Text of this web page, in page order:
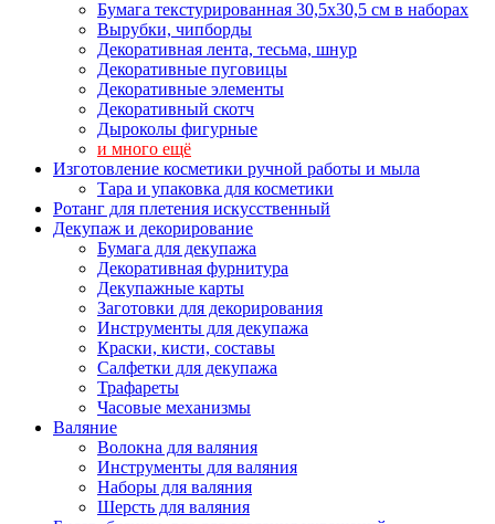
Бумага текстурированная 30,5х30,5 см в наборах
Вырубки, чипборды
Декоративная лента, тесьма, шнур
Декоративные пуговицы
Декоративные элементы
Декоративный скотч
Дыроколы фигурные
и много ещё
Изготовление косметики ручной работы и мыла
Тара и упаковка для косметики
Ротанг для плетения искусственный
Декупаж и декорирование
Бумага для декупажа
Декоративная фурнитура
Декупажные карты
Заготовки для декорирования
Инструменты для декупажа
Краски, кисти, составы
Салфетки для декупажа
Трафареты
Часовые механизмы
Валяние
Волокна для валяния
Инструменты для валяния
Наборы для валяния
Шерсть для валяния